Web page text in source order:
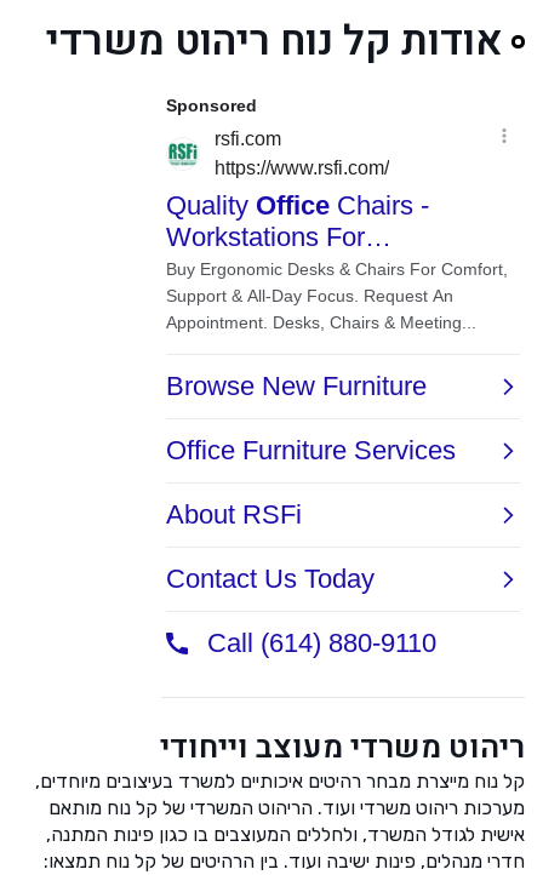
אודות קל נוח ריהוט משרדי
ריהוט משרדי מעוצב וייחודי
קל נוח מייצרת מבחר רהיטים איכותיים למשרד בעיצובים מיוחדים,
מערכות ריהוט משרדי ועוד. הריהוט המשרדי של קל נוח מותאם
אישית לגודל המשרד, ולחללים המעוצבים בו כגון פינות המתנה,
חדרי מנהלים, פינות ישיבה ועוד. בין הרהיטים של קל נוח תמצאו: